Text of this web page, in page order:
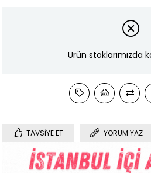
Ürün stoklarımızda
TAVSIYE ET YORUM YAZ